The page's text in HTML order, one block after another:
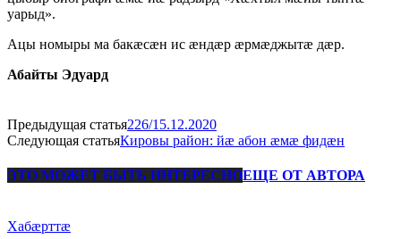
уарыд».
Ацы номыры ма бакӕсӕн ис ӕндӕр ӕрмӕджытӕ дӕр.
Абайты Эдуард
Предыдущая статья226/15.12.2020
Следующая статьяКировы район: йӕ абон ӕмӕ фидӕн
ЭТО МОЖЕТ БЫТЬ ИНТЕРЕСНОЕЩЕ ОТ АВТОРА
Хабæрттæ